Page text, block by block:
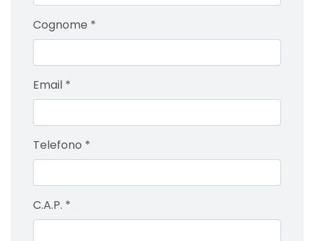
Cognome *
Email *
Telefono *
C.A.P. *